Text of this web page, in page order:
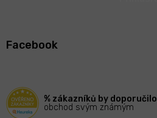
Facebook
% zákazníků by doporučilo
obchod svým známým